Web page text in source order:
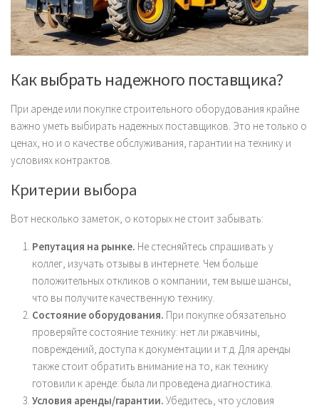
Как выбрать надежного поставщика?
При аренде или покупке строительного оборудования крайне
важно уметь выбирать надежных поставщиков. Это не только о
ценах, но и о качестве обслуживания, гарантии на технику и
условиях контрактов.
Критерии выбора
Вот несколько заметок, о которых не стоит забывать:
Репутация на рынке. Не стесняйтесь спрашивать у
коллег, изучать отзывы в интернете. Чем больше
положительных откликов о компании, тем выше шансы,
что вы получите качественную технику.
Состояние оборудования. При покупке обязательно
проверяйте состояние технику: нет ли ржавчины,
повреждений, доступа к документации и т.д. Для аренды
также стоит обратить внимание на то, как технику
готовили к аренде: была ли проведена диагностика.
Условия аренды/гарантии. Убедитесь, что условия